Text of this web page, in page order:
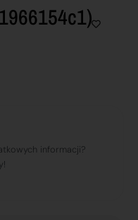
informacji?